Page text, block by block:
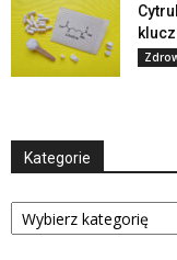
Kategorie
Kategorie